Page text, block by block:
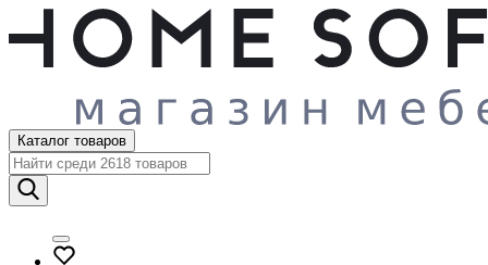
Каталог товаров